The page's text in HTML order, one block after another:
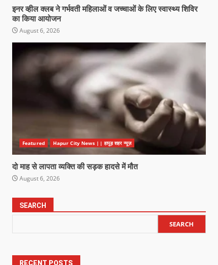
इनर व्हील क्लब ने गर्भवती महिलाओं व जच्चाओं के लिए स्वास्थ्य शिविर
का किया आयोजन
August 6, 2026
Featured Hapur City News || हापुड़ शहर न्यूज़
दो माह से लापता व्यक्ति की सड़क हादसे में मौत
August 6, 2026
SEARCH
SEARCH
RECENT POSTS